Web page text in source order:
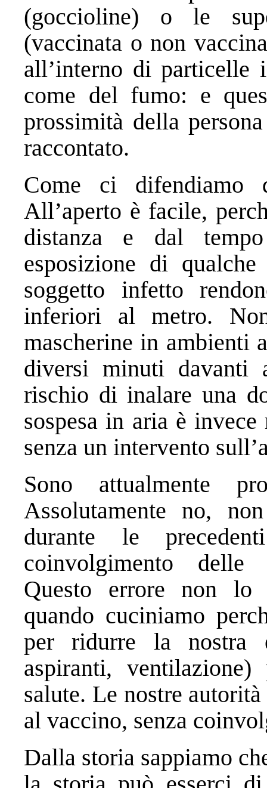
(goccioline) o le
(vaccinata o non
all’interno di particelle
come del fumo: e
prossimità della
raccontato.
Come ci difendiamo
All’aperto è facile,
distanza e dal
esposizione di
soggetto infetto
inferiori al metro.
mascherine in ambienti
diversi minuti davanti
rischio di inalare una
sospesa in aria è
senza un intervento
Sono attualmente
Assolutamente no,
durante le
coinvolgimento delle
Questo errore non lo
quando cuciniamo
per ridurre la nostra
aspiranti,
salute. Le nostre
al vaccino, senza
Dalla storia sappiamo